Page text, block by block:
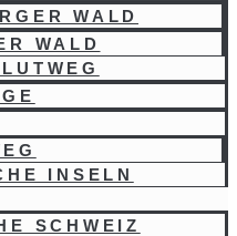
WALD
WALD
INSELN
SCHWEIZ